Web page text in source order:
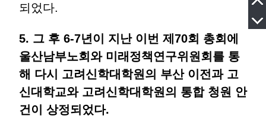
되었다.
5. 그 후 6-7년이 지난 이번 제70회 총회에
울산남부노회와 미래정책연구위원회를 통
해 다시 고려신학대학원의 부산 이전과 고
신대학교와 고려신학대학원의 통합 청원 안
건이 상정되었다.